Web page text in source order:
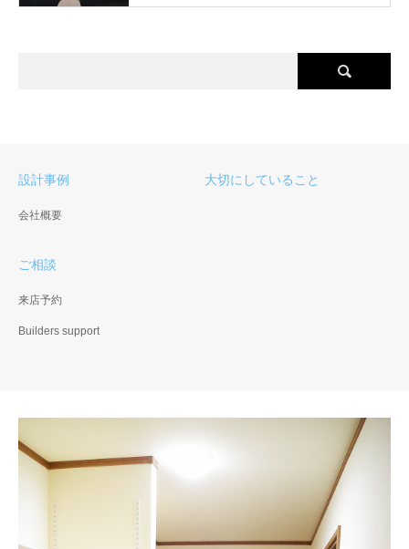
設計事例
会社概要
大切にしていること
ご相談
来店予約
Builders support